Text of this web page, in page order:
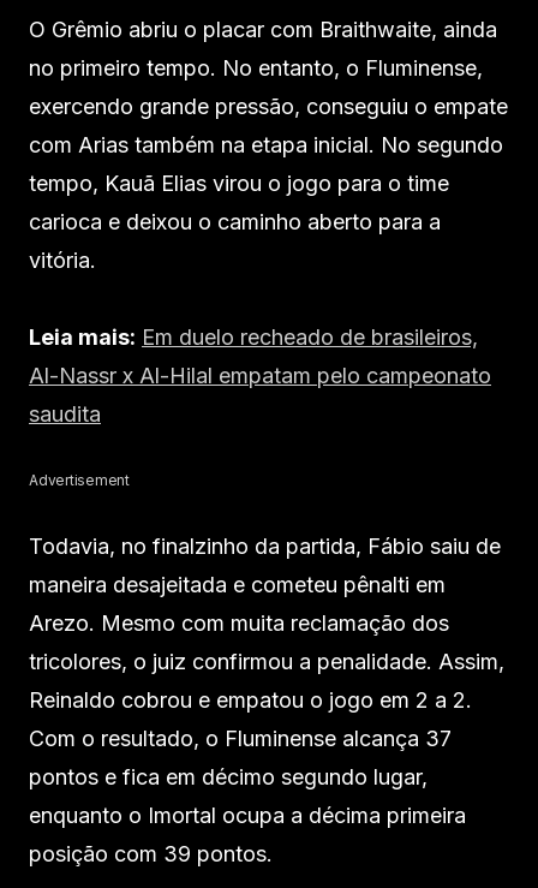
O Grêmio abriu o placar com Braithwaite, ainda
no primeiro tempo. No entanto, o Fluminense,
exercendo grande pressão, conseguiu o empate
com Arias também na etapa inicial. No segundo
tempo, Kauã Elias virou o jogo para o time
carioca e deixou o caminho aberto para a
vitória.
Leia mais: Em duelo recheado de brasileiros,
Al-Nassr x Al-Hilal empatam pelo campeonato
saudita
Advertisement
Todavia, no finalzinho da partida, Fábio saiu de
maneira desajeitada e cometeu pênalti em
Arezo. Mesmo com muita reclamação dos
tricolores, o juiz confirmou a penalidade. Assim,
Reinaldo cobrou e empatou o jogo em 2 a 2.
Com o resultado, o Fluminense alcança 37
pontos e fica em décimo segundo lugar,
enquanto o Imortal ocupa a décima primeira
posição com 39 pontos.